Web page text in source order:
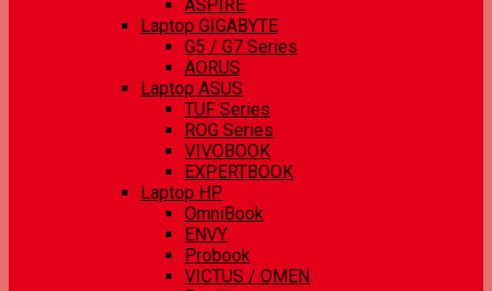
ASPIRE
Laptop GIGABYTE
G5 / G7 Series
AORUS
Laptop ASUS
TUF Series
ROG Series
VIVOBOOK
EXPERTBOOK
Laptop HP
OmniBook
ENVY
Probook
VICTUS / OMEN